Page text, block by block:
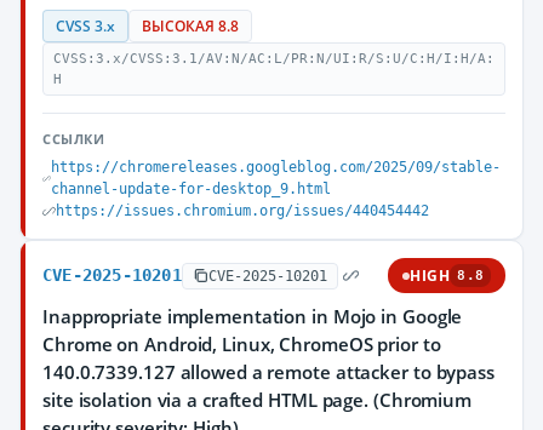
CVSS 3.x ВЫСОКАЯ 8.8
CVSS:3.x/CVSS:3.1/AV:N/AC:L/PR:N/UI:R/S:U/C:H/I:H/A:
H
ССЫЛКИ
https://chromereleases.googleblog.com/2025/09/stable-
channel-update-for-desktop_9.html
https://issues.chromium.org/issues/440454442
CVE-2025-10201 CVE-2025-10201 HIGH 8.8
Inappropriate implementation in Mojo in Google
Chrome on Android, Linux, ChromeOS prior to
140.0.7339.127 allowed a remote attacker to bypass
site isolation via a crafted HTML page. (Chromium